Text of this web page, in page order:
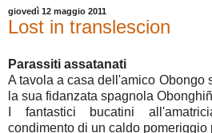
giovedì 12 maggio 2011
Lost in translescion
Parassiti assatanati
A tavola a casa dell'amico Obongo
la sua fidanzata spagnola
I fantastici bucatini
condimento di un caldo pomeriggio